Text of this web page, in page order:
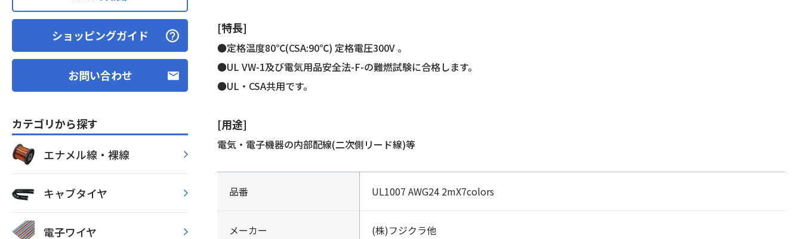
ショッピングガイド
お問い合わせ
カテゴリから探す
エナメル線・裸線
キャブタイヤ
電子ワイヤ
[特長]
●定格温度80℃(CSA:90℃) 定格電圧300V 。
●UL VW-1及び電気用品安全法-F-の難燃試験に合格します。
●UL・CSA共用です。
[用途]
電気・電子機器の内部配線(二次側リード線)等
品番 UL1007 AWG24 2mX7colors
メーカー (株)フジクラ他